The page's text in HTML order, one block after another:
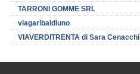
TARRONI GOMME SRL
viagaribaldiuno
VIAVERDITRENTA di Sara Cenacchi